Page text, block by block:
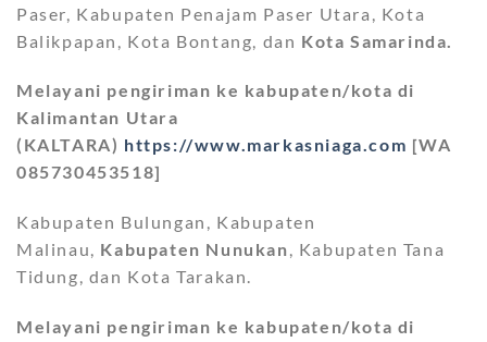
Paser, Kabupaten Penajam Paser Utara, Kota
Balikpapan, Kota Bontang, dan Kota Samarinda.
Melayani pengiriman ke kabupaten/kota di
Kalimantan Utara
(KALTARA) https://www.markasniaga.com [WA
085730453518]
Kabupaten Bulungan, Kabupaten
Malinau, Kabupaten Nunukan, Kabupaten Tana
Tidung, dan Kota Tarakan.
Melayani pengiriman ke kabupaten/kota di